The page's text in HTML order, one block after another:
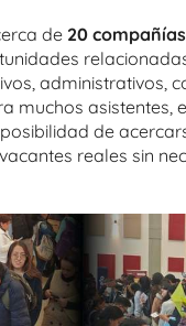
de 20
administrativos,
muchos asistentes,
de
reales sin